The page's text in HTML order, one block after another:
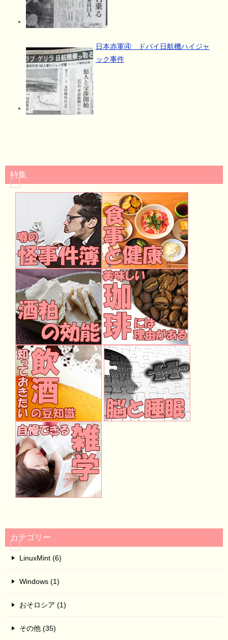
日本赤軍④ ドバイ日航機ハイジャ
ック事件
特集
カテゴリー
LinuxMint (6)
Windows (1)
おそロシア (1)
その他 (35)